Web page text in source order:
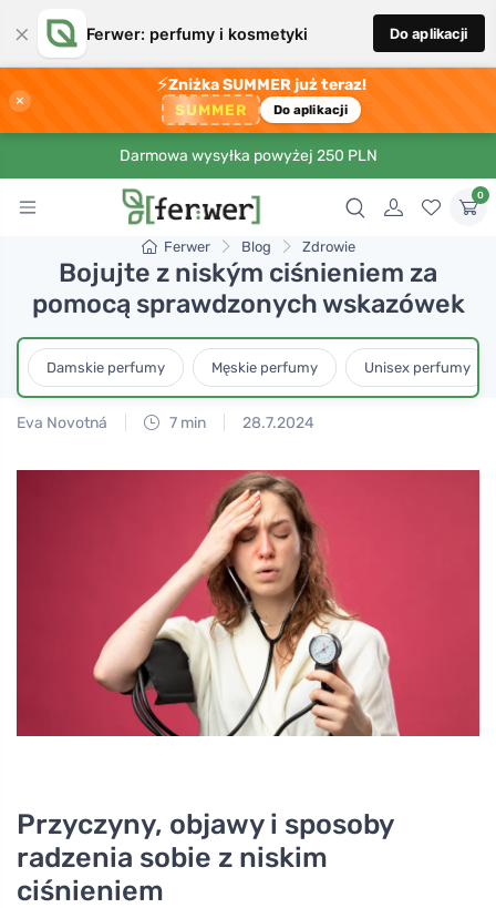
× Ferwer: perfumy i kosmetyki Do aplikacji
×
⚡Zniżka SUMMER już teraz!
SUMMER Do aplikacji
Darmowa wysyłka powyżej 250 PLN
0
Ferwer Blog Zdrowie
Bojujte z niským ciśnieniem za
pomocą sprawdzonych wskazówek
Damskie perfumy Męskie perfumy Unisex perfumy
Eva Novotná 7 min 28.7.2024
Przyczyny, objawy i sposoby
radzenia sobie z niskim
ciśnieniem